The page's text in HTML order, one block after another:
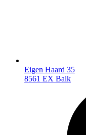
Eigen Haard 35
8561 EX Balk